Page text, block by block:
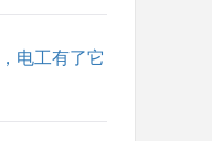
电工有了它